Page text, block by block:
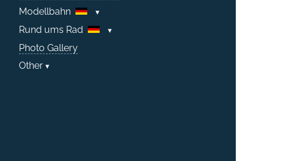
Modellbahn
Rund ums Rad
Photo Gallery
Other